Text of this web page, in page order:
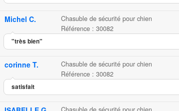
Michel C.
Chasuble de sécurité pour chien
Référence : 30082
"très bien"
corinne T.
Chasuble de sécurité pour chien
Référence : 30082
satisfait